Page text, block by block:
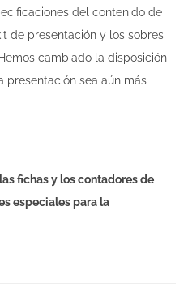
del contenido de
de presentación y los sobres
cambiado la disposición
presentación sea aún más
fichas y los contadores de
especiales para la